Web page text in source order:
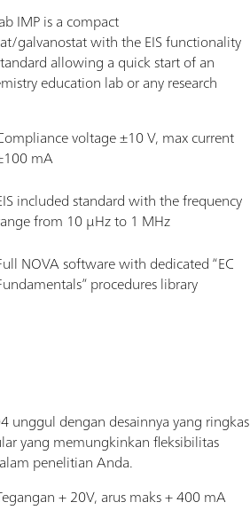
IMP is a compact
galvanostat with the EIS functionality
allowing a quick start of an
education lab or any research
voltage ±10 V, max current
mA
included standard with the frequency
from 10 μHz to 1 MHz
NOVA software with dedicated “EC
procedures library
unggul dengan desainnya yang ringkas
yang memungkinkan fleksibilitas
penelitian Anda.
+ 20V, arus maks + 400 mA